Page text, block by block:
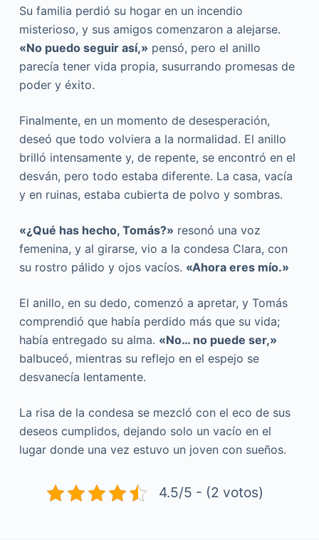
Su familia perdió su hogar en un incendio
misterioso, y sus amigos comenzaron a alejarse.
«No puedo seguir así,» pensó, pero el anillo
parecía tener vida propia, susurrando promesas de
poder y éxito.
Finalmente, en un momento de desesperación,
deseó que todo volviera a la normalidad. El anillo
brilló intensamente y, de repente, se encontró en el
desván, pero todo estaba diferente. La casa, vacía
y en ruinas, estaba cubierta de polvo y sombras.
«¿Qué has hecho, Tomás?» resonó una voz
femenina, y al girarse, vio a la condesa Clara, con
su rostro pálido y ojos vacíos. «Ahora eres mío.»
El anillo, en su dedo, comenzó a apretar, y Tomás
comprendió que había perdido más que su vida;
había entregado su alma. «No… no puede ser,»
balbuceó, mientras su reflejo en el espejo se
desvanecía lentamente.
La risa de la condesa se mezcló con el eco de sus
deseos cumplidos, dejando solo un vacío en el
lugar donde una vez estuvo un joven con sueños.
4.5/5 - (2 votos)